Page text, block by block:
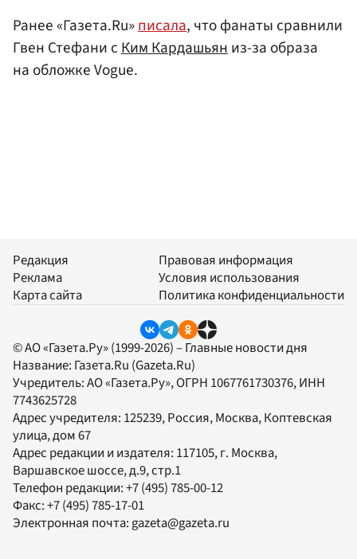
Ранее «Газета.Ru»писала, что фанаты сравнили
Гвен Стефани сКим Кардашьяниз-за образа
на обложке Vogue.
Редакция
Реклама
Карта сайта
Правовая информация
Условия использования
Политика конфиденциальности
© АО «Газета.Ру» (1999-2026) – Главные новости дня
Название: Газета.Ru (Gazeta.Ru)
Учредитель:АО «Газета.Ру», ОГРН 1067761730376, ИНН
7743625728
Адрес учредителя: 125239, Россия, Москва, Коптевская
улица, дом 67
Адрес редакции и издателя: 117105, г. Москва,
Варшавское шоссе, д.9, стр.1
Телефон редакции:+7 (495) 785-00-12
Факс:+7 (495) 785-17-01
Электронная почта:gazeta@gazeta.ru